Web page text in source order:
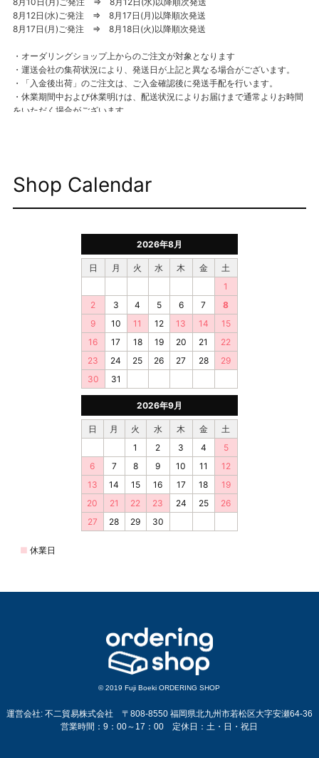
© 2019 Fuji Boeki ORDERING SHOP
運営会社: 不二貿易株式会社 〒808-8550 福岡県北九州市若松区大字安瀬64-36
営業時間：9：00～17：00 定休日：土・日・祝日